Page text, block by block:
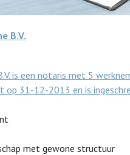
B.V.
is een notaris met 5
op 31-12-2013 en is
met gewone structuur